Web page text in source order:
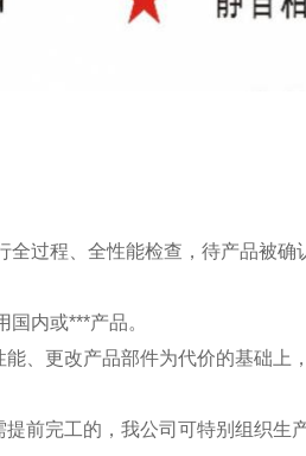
过程、全性能检查，待产品被确
内或***产品。
、更改产品部件为代价的基础上
前完工的，我公司可特别组织生